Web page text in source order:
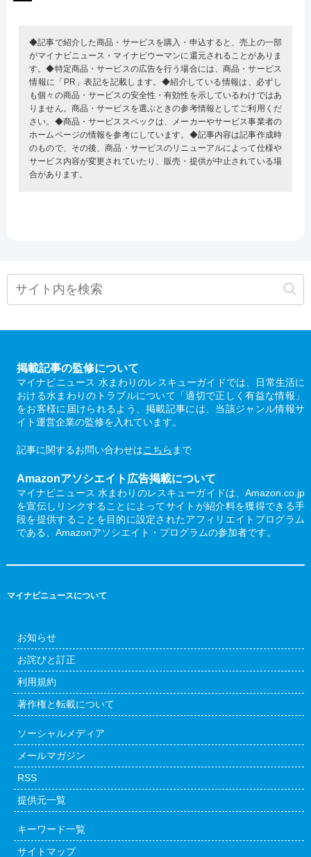
◆記事で紹介した商品・サービスを購入・申込すると、売上の一部
がマイナビニュース・マイナビウーマンに還元されることがありま
す。◆特定商品・サービスの広告を行う場合には、商品・サービス
情報に「PR」表記を記載します。◆紹介している情報は、必ずし
も個々の商品・サービスの安全性・有効性を示しているわけではあ
りません。商品・サービスを選ぶときの参考情報としてご利用くだ
さい。◆商品・サービススペックは、メーカーやサービス事業者の
ホームページの情報を参考にしています。◆記事内容は記事作成時
のもので、その後、商品・サービスのリニューアルによって仕様や
サービス内容が変更されていたり、販売・提供が中止されている場
合があります。
掲載記事の監修について
マイナビニュース 水まわりのレスキューガイドでは、日常生活に
おける水まわりのトラブルについて「適切で正しく有益な情報」
をお客様に届けられるよう、掲載記事には、当該ジャンル情報サ
イト運営企業の監修を入れています。
記事に関するお問い合わせはこちら まで
Amazonアソシエイト広告掲載について
マイナビニュース 水まわりのレスキューガイドは、Amazon.co.jp
を宣伝しリンクすることによってサイトが紹介料を獲得できる手
段を提供することを目的に設定されたアフィリエイトプログラム
である、Amazonアソシエイト・プログラムの参加者です。
マイナビニュースについて
お知らせ
お詫びと訂正
利用規約
著作権と転載について
ソーシャルメディア
メールマガジン
RSS
提供元一覧
キーワード一覧
サイトマップ